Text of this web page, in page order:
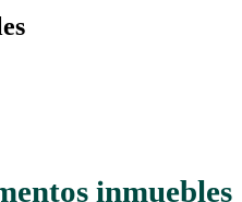
inmuebles